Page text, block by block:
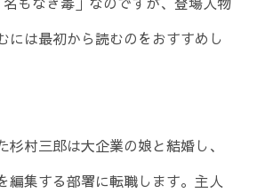
には最初から読むのをおすすめし
村三郎は大企業の娘と結婚し、
編集する部署に転職します。主人